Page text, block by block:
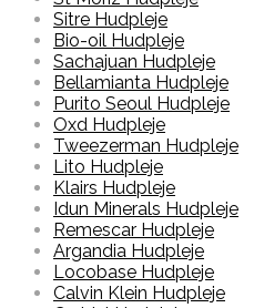
Sitre Hudpleje
Bio-oil Hudpleje
Sachajuan Hudpleje
Bellamianta Hudpleje
Purito Seoul Hudpleje
Oxd Hudpleje
Tweezerman Hudpleje
Lito Hudpleje
Klairs Hudpleje
Idun Minerals Hudpleje
Remescar Hudpleje
Argandia Hudpleje
Locobase Hudpleje
Calvin Klein Hudpleje